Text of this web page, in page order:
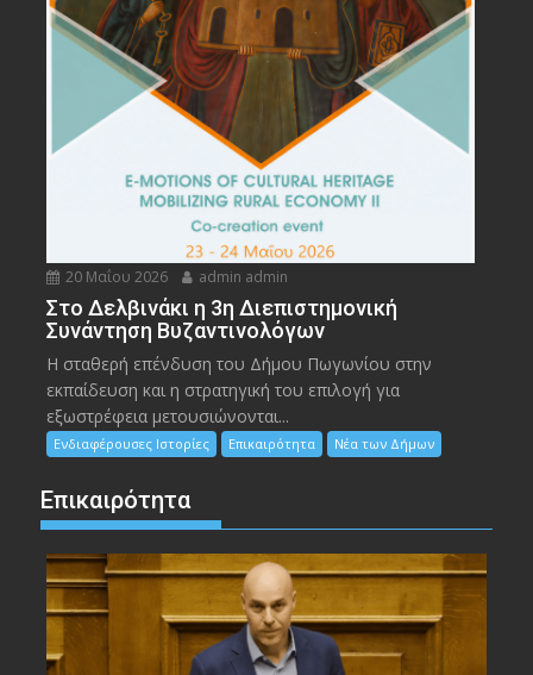
20 Μαΐου 2026 admin admin
Στο Δελβινάκι η 3η Διεπιστημονική
Συνάντηση Βυζαντινολόγων
Η σταθερή επένδυση του Δήμου Πωγωνίου στην
εκπαίδευση και η στρατηγική του επιλογή για
εξωστρέφεια μετουσιώνονται...
Ενδιαφέρουσες Ιστορίες Επικαιρότητα Νέα των Δήμων
Επικαιρότητα